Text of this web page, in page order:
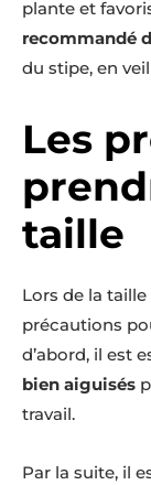
plante et
recommandé
du stipe, en
Les
taille
Lors de la
précautions
d’abord, il est
bien aiguisés
travail.
Par la suite, il